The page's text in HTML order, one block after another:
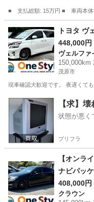
■ 支払総額: 15万円 ■ 車両本
千葉 八街市 パッソ
トヨタ ヴ
448,000円
ヴェルファ
150,000km
茂原市
現車確認大歓迎です。 夜遅くて
千葉 茂原市 ヴェルファ
【求】
状態が悪く
プリフラ
【オンラ
ナビパッ
408,000円
クラウン